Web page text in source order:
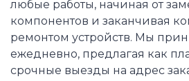
любые работы, начиная от
компонентов и заканчивая
ремонтом устройств. Мы
ежедневно, предлагая как
срочные выезды на адрес